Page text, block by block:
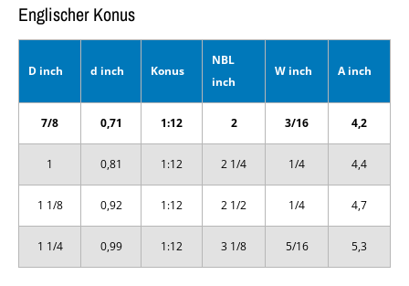
Englischer Konus
D inch d inch Konus
NBL
inch
W inch A inch
7/8 0,71 1:12 2 3/16 4,2
1 0,81 1:12 2 1/4 1/4 4,4
1 1/8 0,92 1:12 2 1/2 1/4 4,7
1 1/4 0,99 1:12 3 1/8 5/16 5,3